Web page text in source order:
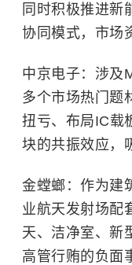
同时积极推进新
协同模式，市场
中京电子：涉及
多个市场热门题
扭亏、布局IC载
块的共振效应，
金螳螂：作为建
业航天发射场配
天、洁净室、新
高管行贿的负面